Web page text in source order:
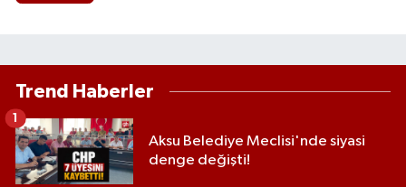
Trend Haberler
Aksu Belediye Meclisi'nde siyasi
denge değişti!
1